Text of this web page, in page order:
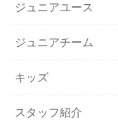
ジュニアユース
ジュニアチーム
キッズ
スタッフ紹介